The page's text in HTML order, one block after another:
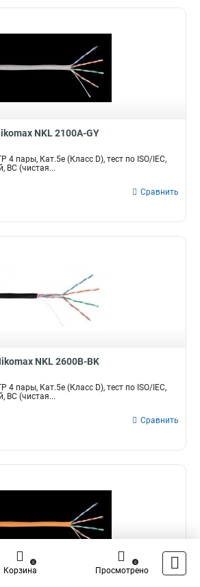
NKL 2100A-GY
4 пары, Кат.5e (Класс D), тест по ISO/IEC,
BC (чистая...
Сравнить
NKL 2600B-BK
4 пары, Кат.5e (Класс D), тест по ISO/IEC,
BC (чистая...
Сравнить
Корзина
0
Просмотрено
0